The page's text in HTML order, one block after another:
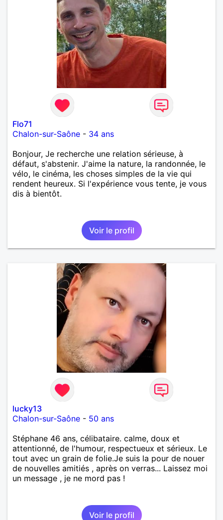
Flo71
Chalon-sur-Saône - 34 ans
Bonjour, Je recherche une relation sérieuse, à
défaut, s'abstenir. J'aime la nature, la randonnée, le
vélo, le cinéma, les choses simples de la vie qui
rendent heureux. Si l'expérience vous tente, je vous
dis à bientôt.
Voir le profil
lucky13
Chalon-sur-Saône - 50 ans
Stéphane 46 ans, célibataire. calme, doux et
attentionné, de l'humour, respectueux et sérieux. Le
tout avec un grain de folie.Je suis la pour de nouer
de nouvelles amitiés , après on verras... Laissez moi
un message , je ne mord pas !
Voir le profil